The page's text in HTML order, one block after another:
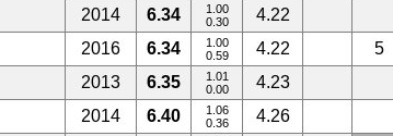
2014 6.34
1.00
0.30
4.22
2016 6.34
1.00
0.59
4.22 5
2013 6.35
1.01
0.00
4.23
2014 6.40
1.06
0.36
4.26